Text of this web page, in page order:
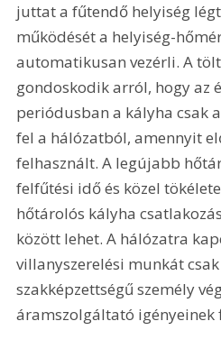
juttat a fűtendő helyiség
működését a helyiség-
automatikusan vezérli. A
gondoskodik arról, hogy az
periódusban a kályha csak
fel a hálózatból, amennyit
felhasznált. A legújabb
felfűtési idő és közel
hőtárolós kályha
között lehet. A hálózatra
villanyszerelési munkát
szakképzettségű személy
áramszolgáltató igényeinek